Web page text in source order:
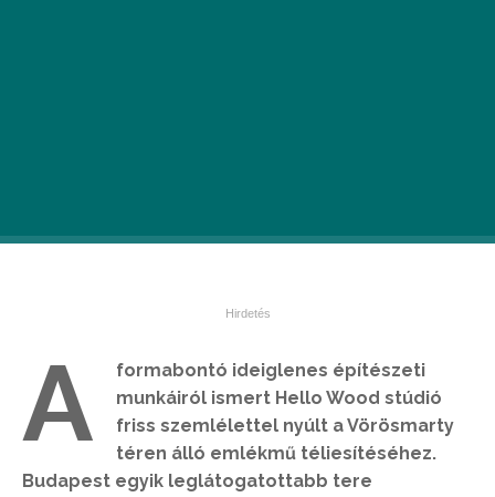
A
formabontó ideiglenes építészeti
munkáiról ismert Hello Wood stúdió
friss szemlélettel nyúlt a Vörösmarty
téren álló emlékmű téliesítéséhez.
Budapest egyik leglátogatottabb tere